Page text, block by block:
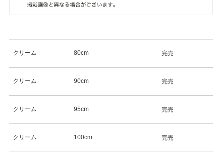
クリーム 80cm 完売
クリーム 90cm 完売
クリーム 95cm 完売
クリーム 100cm 完売